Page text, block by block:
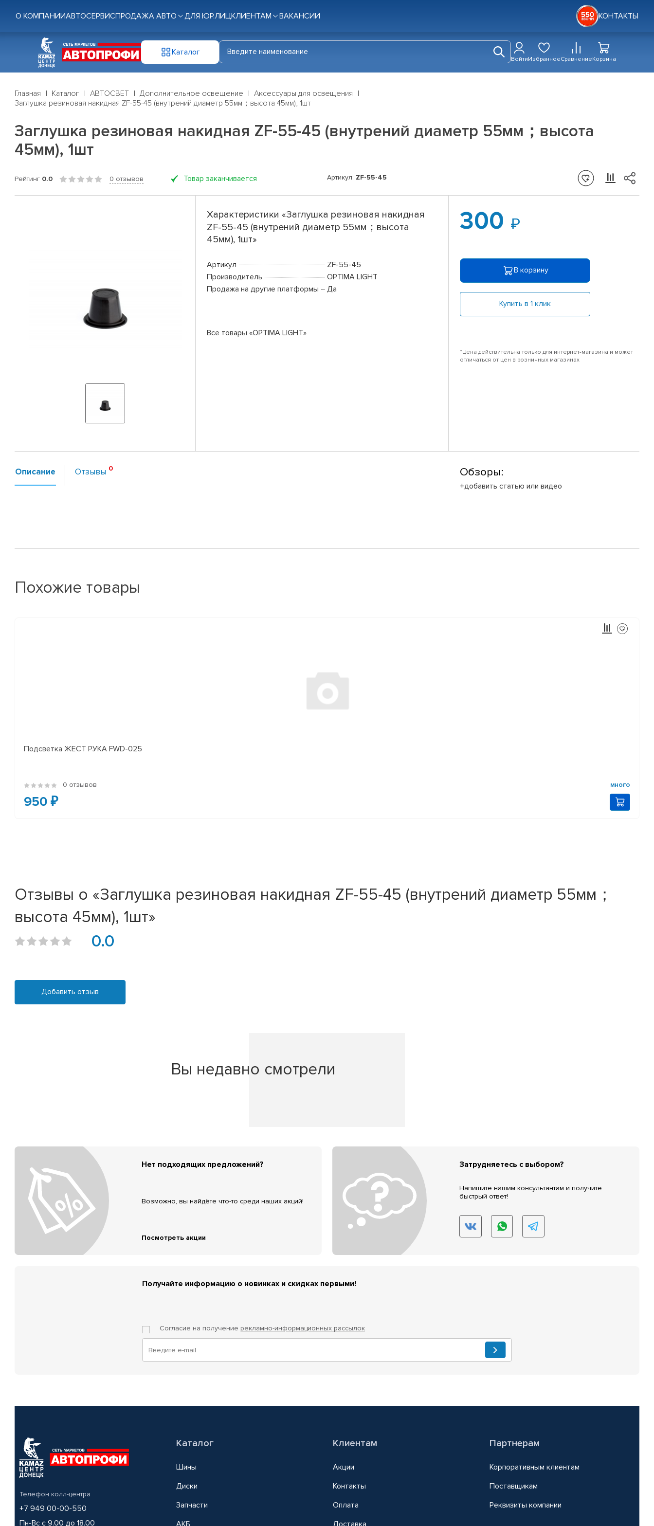
О КОМПАНИИАВТОСЕРВИСПРОДАЖА АВТО ДЛЯ ЮР.ЛИЦКЛИЕНТАМ ВАКАНСИИ КОНТАКТЫ
Каталог
ВойтиИзбранноеСравнениеКорзина
Главная Каталог АВТОСВЕТ Дополнительное освещение
Аксессуары для освещения
Заглушка резиновая накидная ZF-55-45 (внутрений диаметр 55мм；высота 45мм), 1шт
Заглушка резиновая накидная ZF-55-45 (внутрений диаметр 55мм；высота
45мм), 1шт
Рейтинг 0.0 0 отзывов Товар заканчивается Артикул: ZF-55-45
Характеристики «Заглушка резиновая накидная
ZF-55-45 (внутрений диаметр 55мм；высота
45мм), 1шт»
Артикул
ZF-55-45
Производитель
OPTIMA LIGHT
Продажа на другие платформы
Да
Все товары «OPTIMA LIGHT»
300
В корзину
Купить в 1 клик
*Цена действительна только для интернет-магазина и может
отличаться от цен в розничных магазинах
Описание Отзывы Обзоры:
+добавить статью или видео
Похожие товары
Подсветка ЖЕСТ РУКА FWD-025
0 отзывов много
950 ₽
Отзывы о «Заглушка резиновая накидная ZF-55-45 (внутрений диаметр 55мм；
высота 45мм), 1шт»
0.0
Добавить отзыв
Вы недавно смотрели
Нет подходящих предложений?
Возможно, вы найдёте что-то среди наших акций!
Посмотреть акции
Затрудняетесь с выбором?
Напишите нашим консультантам и получите
быстрый ответ!
Получайте информацию о новинках и скидках первыми!
Согласие на получение рекламно-информационных рассылок
Телефон колл-центра
+7 949 00-00-550
Пн-Вс с 9.00 до 18.00
Каталог
Шины
Диски
Запчасти
АКБ
Клиентам
Акции
Контакты
Оплата
Доставка
Партнерам
Корпоративным клиентам
Поставщикам
Реквизиты компании